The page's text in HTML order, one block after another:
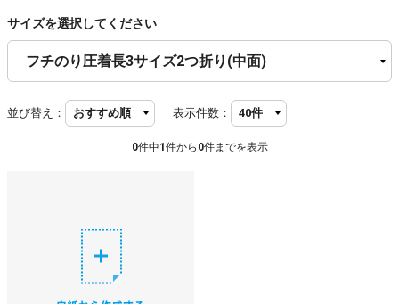
サイズを選択してください
並び替え： 表示件数：
0件中1 件から 0件までを表示